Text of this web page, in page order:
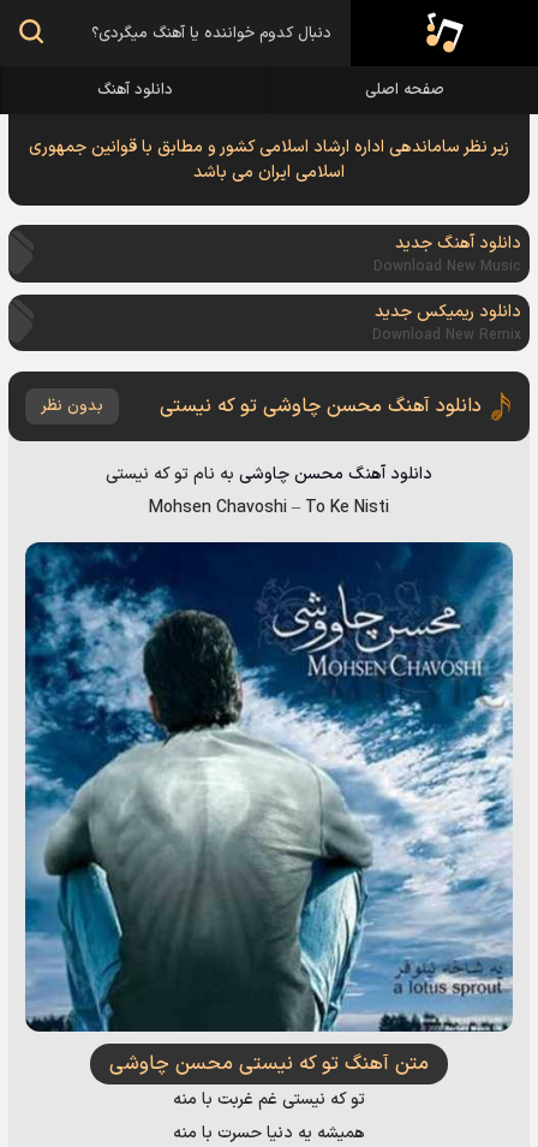
صفحه اصلی دانلود آهنگ
زیر نظر ساماندهی اداره ارشاد اسلامی کشور و مطابق با قوانین جمهوری
اسلامی ایران می باشد
دانلود آهنگ جدید
Download New Music
دانلود ریمیکس جدید
Download New Remix
دانلود آهنگ محسن چاوشی تو که نیستی بدون نظر
دانلود آهنگ محسن چاوشی به نامتو که نیستی
Mohsen Chavoshi– To Ke Nisti
متن آهنگ تو که نیستی محسن چاوشی
تو که نيستی غم غربت با منه
هميشه يه دنيا حسرت با منه